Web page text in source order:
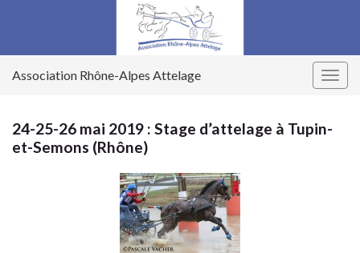
Association Rhône-Alpes Attelage
24-25-26 mai 2019 : Stage d’attelage à Tupin-
et-Semons (Rhône)